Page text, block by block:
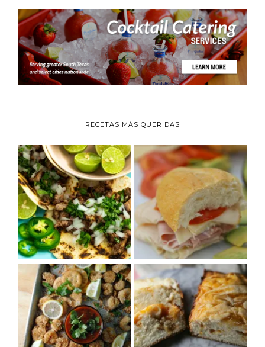
RECETAS MÁS QUERIDAS